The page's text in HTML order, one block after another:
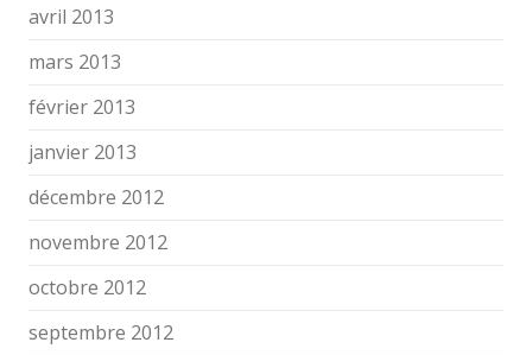
avril 2013
mars 2013
février 2013
janvier 2013
décembre 2012
novembre 2012
octobre 2012
septembre 2012